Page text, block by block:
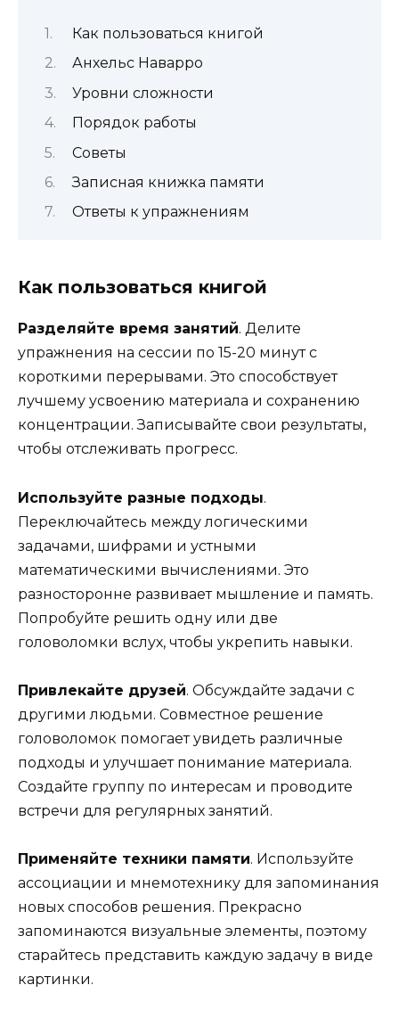
Как пользоваться книгой
Анхельс Наварро
Уровни сложности
Порядок работы
Советы
Записная книжка памяти
Ответы к упражнениям
Как пользоваться книгой
Разделяйте время занятий. Делите
упражнения на сессии по 15-20 минут с
короткими перерывами. Это способствует
лучшему усвоению материала и сохранению
концентрации. Записывайте свои результаты,
чтобы отслеживать прогресс.
Используйте разные подходы.
Переключайтесь между логическими
задачами, шифрами и устными
математическими вычислениями. Это
разносторонне развивает мышление и память.
Попробуйте решить одну или две
головоломки вслух, чтобы укрепить навыки.
Привлекайте друзей. Обсуждайте задачи с
другими людьми. Совместное решение
головоломок помогает увидеть различные
подходы и улучшает понимание материала.
Создайте группу по интересам и проводите
встречи для регулярных занятий.
Применяйте техники памяти. Используйте
ассоциации и мнемотехнику для запоминания
новых способов решения. Прекрасно
запоминаются визуальные элементы, поэтому
старайтесь представить каждую задачу в виде
картинки.